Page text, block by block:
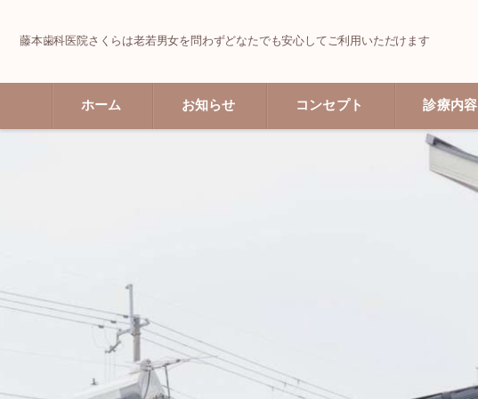
藤本歯科医院さくらは老若男女を問わずどなたでも安心してご利用いただけます
ホーム お知らせ コンセプト 診療内容